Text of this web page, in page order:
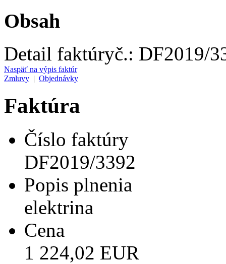
Obsah
Detail faktúryč.: DF2019/
Naspäť na výpis faktúr
Zmluvy | Objednávky
Faktúra
Číslo faktúry
DF2019/3392
Popis plnenia
elektrina
Cena
1 224,02 EUR